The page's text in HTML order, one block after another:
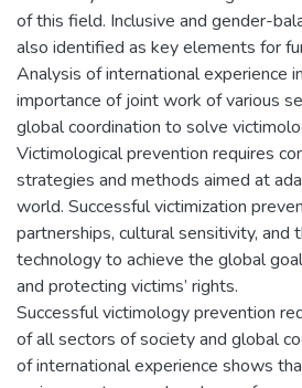
of this field. Inclusive and gender-
also identified as key elements for
Analysis of international experience
importance of joint work of various
global coordination to solve
Victimological prevention requires
strategies and methods aimed at
world. Successful victimization
partnerships, cultural sensitivity, and
technology to achieve the global
and protecting victims’ rights.
Successful victimology prevention
of all sectors of society and global
of international experience shows